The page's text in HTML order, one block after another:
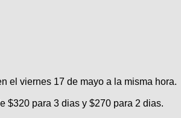
el viernes 17 de mayo a la misma hora.
$320 para 3 dias y $270 para 2 dias.